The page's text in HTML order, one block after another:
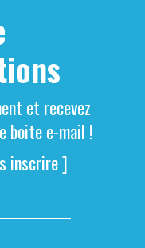
et recevez
boite e-mail !
inscrire ]